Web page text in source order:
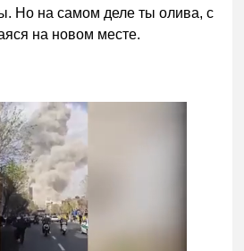
Но на самом деле ты олива, с
на новом месте.